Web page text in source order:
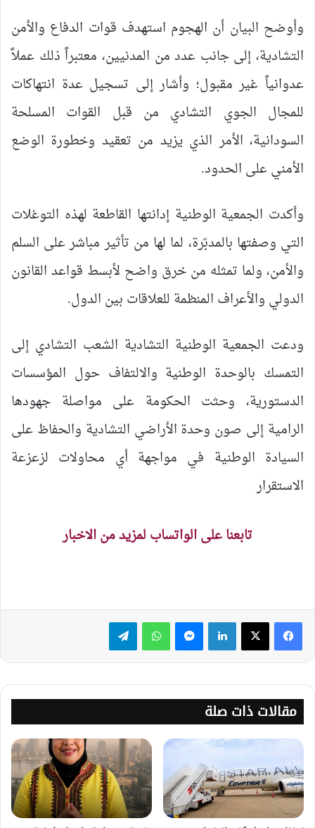
وأوضح البيان أن الهجوم استهدف قوات الدفاع والأمن
التشادية، إلى جانب عدد من المدنيين، معتبراً ذلك عملاً
عدوانياً غير مقبول؛ وأشار إلى تسجيل عدة انتهاكات
للمجال الجوي التشادي من قبل القوات المسلحة
السودانية، الأمر الذي يزيد من تعقيد وخطورة الوضع
الأمني على الحدود.
وأكدت الجمعية الوطنية إدانتها القاطعة لهذه التوغلات
التي وصفتها بالمدبّرة، لما لها من تأثير مباشر على السلم
والأمن، ولما تمثله من خرق واضح لأبسط قواعد القانون
الدولي والأعراف المنظمة للعلاقات بين الدول.
ودعت الجمعية الوطنية التشادية الشعب التشادي إلى
التمسك بالوحدة الوطنية والالتفاف حول المؤسسات
الدستورية، وحثت الحكومة على مواصلة جهودها
الرامية إلى صون وحدة الأراضي التشادية والحفاظ على
السيادة الوطنية في مواجهة أي محاولات لزعزعة
الاستقرار
تابعنا على الواتساب لمزيد من الاخبار
لينكدإن ماسنجر واتساب تيلقرام
مقالات ذات صلة